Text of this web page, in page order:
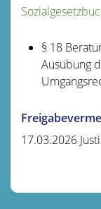
§ 18
Ausübung
17.03.2026